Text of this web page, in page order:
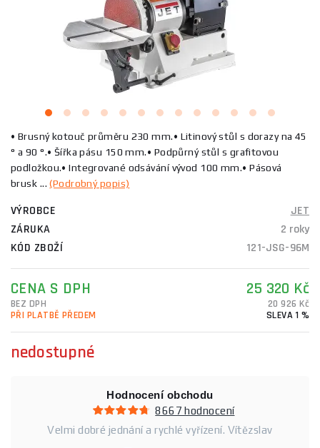
• Brusný kotouč průměru 230 mm.• Litinový stůl s dorazy na 45
° a 90 °.• Šířka pásu 150 mm.• Podpůrný stůl s grafitovou
podložkou.• Integrované odsávání vývod 100 mm.• Pásová
brusk ...(Podrobný popis)
VÝROBCE
JET
ZÁRUKA
2 roky
KÓD ZBOŽÍ
121-JSG-96M
CENA S DPH 25 320 Kč
BEZ DPH
20 926 Kč
PŘI PLATBĚ PŘEDEM
SLEVA 1 %
nedostupné
Hodnocení obchodu
8667 hodnocení
Velmi dobré jednání a rychlé vyřízení. Vítězslav